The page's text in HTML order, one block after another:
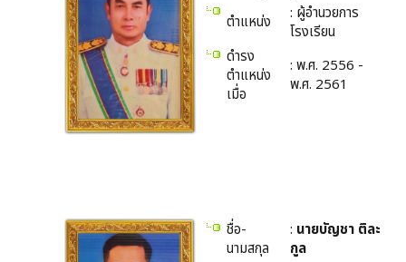
ตำแหน่ง
: ผู้อำนวยการ
โรงเรียน
ดำรง
ตำแหน่ง
เมื่อ
: พ.ศ. 2556 -
พ.ศ. 2561
ชื่อ-
นามสกุล
: นายบัญชา ติละ
กูล